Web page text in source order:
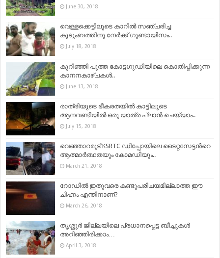
June 30, 2018
വെള്ളക്കെട്ടിലൂടെ കാറില്‍ സഞ്ചരിച്ച
കുടുംബത്തിനു നേര്‍ക്ക് ഗുണ്ടായിസം..
July 18, 2018
കുറിഞ്ഞി പൂത്ത കോട്ടഗുഡിയിലെ കൊതിപ്പിക്കുന്ന
കാനനകാഴ്ചകൾ..
June 13, 2018
രാത്രിയുടെ ഭീകരതയിൽ കാട്ടിലൂടെ
ആനവണ്ടിയിൽ ഒരു യാത്ര പ്ലാൻ ചെയ്യാം..
July 15, 2018
വെഞ്ഞാറമൂട് KSRTC ഡിപ്പോയിലെ ടൈറ്റസേട്ടന്‍റെ
ആത്മാര്‍ത്ഥതയും കോമഡിയും..
March 21, 2018
റോഡില്‍ ഇതുവരെ കണ്ടുപരിചയമില്ലാത്ത ഈ
ചിഹ്നം എന്തിനാണ്?
March 26, 2018
തൃശ്ശൂര്‍ ജില്ലയിലെ പ്രധാനപ്പെട്ട ബീച്ചുകള്‍
അറിഞ്ഞിരിക്കാം…
April 3, 2018